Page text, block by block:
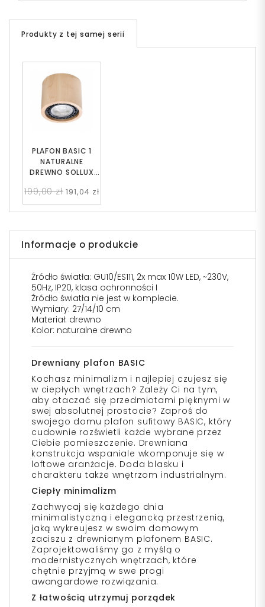
Produkty z tej samej serii
PLAFON BASIC 1
NATURALNE
DREWNO SOLLUX
199,00 zł 191,04 zł
Informacje o produkcie
Źródło światła: GU10/ES111, 2x max 10W LED, ~230V,
50Hz, IP20, klasa ochronności I
Źródło światła nie jest w komplecie.
Wymiary: 27/14/10 cm
Materiał: drewno
Kolor: naturalne drewno
Drewniany plafon BASIC
Kochasz minimalizm i najlepiej czujesz się
w ciepłych wnętrzach? Zależy Ci na tym,
aby otaczać się przedmiotami pięknymi w
swej absolutnej prostocie? Zaproś do
swojego domu plafon sufitowy BASIC, który
cudownie rozświetli każde wybrane przez
Ciebie pomieszczenie. Drewniana
konstrukcja wspaniale wkomponuje się w
loftowe aranżacje. Doda blasku i
charakteru także wnętrzom industrialnym.
Ciepły minimalizm
Zachwycaj się każdego dnia
minimalistyczną i elegancką przestrzenią,
jaką wykreujesz w swoim domowym
zaciszu z drewnianym plafonem BASIC.
Zaprojektowaliśmy go z myślą o
modernistycznych wnętrzach, które
chętnie przyjmą w swe progi
awangardowe rozwiązania.
Z łatwością utrzymuj porządek